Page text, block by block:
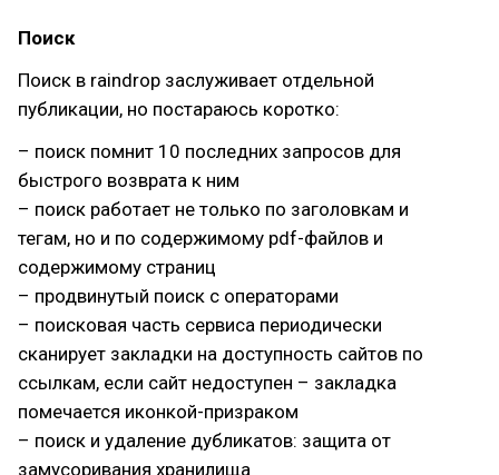
Поиск
Поиск в raindrop заслуживает отдельной
публикации, но постараюсь коротко:
– поиск помнит 10 последних запросов для
быстрого возврата к ним
– поиск работает не только по заголовкам и
тегам, но и по содержимому pdf-файлов и
содержимому страниц
– продвинутый поиск с операторами
– поисковая часть сервиса периодически
сканирует закладки на доступность сайтов по
ссылкам, если сайт недоступен – закладка
помечается иконкой-призраком
– поиск и удаление дубликатов: защита от
замусоривания хранилища